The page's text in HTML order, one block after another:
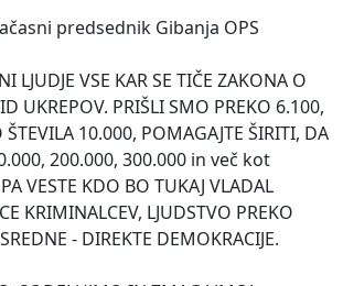
predsednik Gibanja OPS
LJUDJE VSE KAR SE TIČE ZAKONA O
UKREPOV. PRIŠLI SMO PREKO 6.100,
10.000, POMAGAJTE ŠIRITI, DA
200.000, 300.000 in več kot
VESTE KDO BO TUKAJ VLADAL
KRIMINALCEV, LJUDSTVO PREKO
- DIREKTE DEMOKRACIJE.